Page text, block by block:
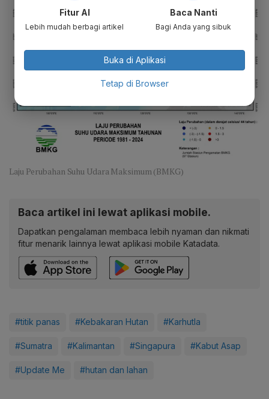
Laju Perubahan Suhu Udara Maksimum (BMKG)
Baca artikel ini lewat aplikasi mobile.
Dapatkan pengalaman membaca lebih nyaman dan nikmati
fitur menarik lainnya lewat aplikasi mobile Katadata.
#titik panas #Kebakaran Hutan #Karhutla
#Sumatra #Kalimantan #Singapura #Kabut Asap
#Update Me #hutan dan lahan
Fitur AI
Lebih mudah berbagi artikel
Baca Nanti
Bagi Anda yang sibuk
Buka di Aplikasi
Tetap di Browser